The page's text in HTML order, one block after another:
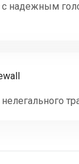
с надежным